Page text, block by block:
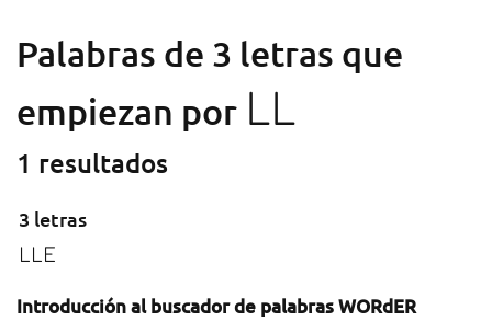
Palabras de 3 letras que
empiezan por LL
1 resultados
3 letras
LLE
Introducción al buscador de palabras WORdER